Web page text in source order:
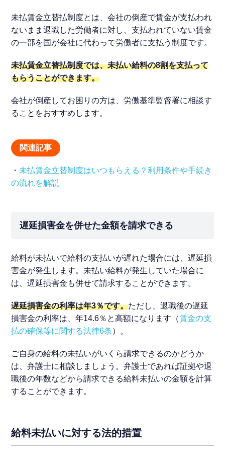
未払賃金立替払制度とは、会社の倒産で賃金が支払われ
ないまま退職した労働者に対し、支払われていない賃金
の一部を国が会社に代わって労働者に支払う制度です。
未払賃金立替払制度では、未払い給料の8割を支払って
もらうことができます。
会社が倒産してお困りの方は、労働基準監督署に相談す
ることをおすすめします。
関連記事
・ 未払賃金立替制度はいつもらえる？利用条件や手続き
の流れを解説
遅延損害金を併せた金額を請求できる
給料が未払いで給料の支払いが遅れた場合には、遅延損
害金が発生します。未払い給料が発生していた場合に
は、遅延損害金も併せて請求することができます。
遅延損害金の利率は年3％です。ただし、退職後の遅延
損害金の利率は、年14.6％と高額になります（賃金の支
払の確保等に関する法律6条）。
ご自身の給料の未払いがいくら請求できるのかどうか
は、弁護士に相談しましょう。弁護士であれば証拠や退
職後の年数などから請求できる給料未払いの金額を計算
することができます。
給料未払いに対する法的措置